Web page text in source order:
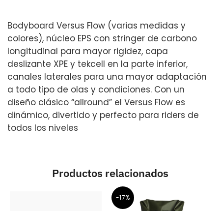
Bodyboard Versus Flow (varias medidas y
colores), núcleo EPS con stringer de carbono
longitudinal para mayor rigidez, capa
deslizante XPE y tekcell en la parte inferior,
canales laterales para una mayor adaptación
a todo tipo de olas y condiciones. Con un
diseño clásico “allround” el Versus Flow es
dinámico, divertido y perfecto para riders de
todos los niveles
Productos relacionados
-17%